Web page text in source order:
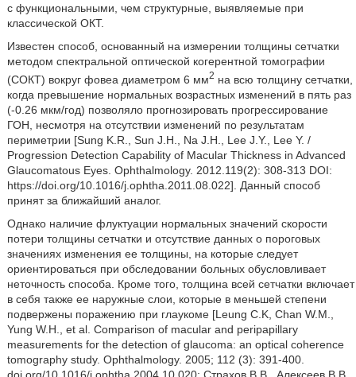
с функциональными, чем структурные, выявляемые при
классической ОКТ.
Известен способ, основанный на измерении толщины сетчатки
методом спектральной оптической когерентной томографии
(СОКТ) вокруг фовеа диаметром 6 мм2 на всю толщину сетчатки,
когда превышение нормальных возрастных изменений в пять раз
(-0.26 мкм/год) позволяло прогнозировать прогрессирование
ГОН, несмотря на отсутствии изменений по результатам
периметрии [Sung K.R., Sun J.Н., Na J.Н., Lee J.Y., Lee Y. /
Progression Detection Capability of Macular Thickness in Advanced
Glaucomatous Eyes. Ophthalmology. 2012.119(2): 308-313 DOI:
https://doi.org/10.1016/j.ophtha.2011.08.022]. Данный способ
принят за ближайший аналог.
Однако наличие флуктуации нормальных значений скорости
потери толщины сетчатки и отсутствие данных о пороговых
значениях изменения ее толщины, на которые следует
ориентироваться при обследовании больных обусловливает
неточность способа. Кроме того, толщина всей сетчатки включает
в себя также ее наружные слои, которые в меньшей степени
подвержены поражению при глаукоме [Leung С.K, Chan W.M.,
Yung W.H., et al. Comparison of macular and peripapillary
measurements for the detection of glaucoma: an optical coherence
tomography study. Ophthalmology. 2005; 112 (3): 391-400.
doi.org/10.1016/j.ophtha.2004.10.020; Страхов B.B., Алексеев B.B.,